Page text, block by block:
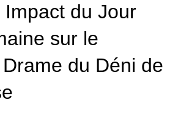
Impact du Jour
sur le
du Déni de